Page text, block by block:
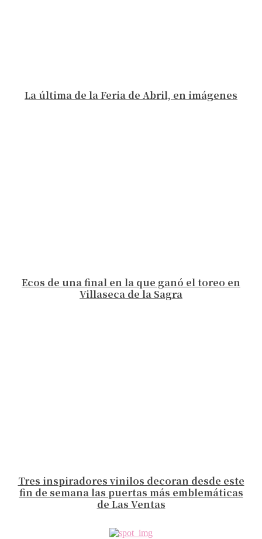
La última de la Feria de Abril, en imágenes
Ecos de una final en la que ganó el toreo en
Villaseca de la Sagra
Tres inspiradores vinilos decoran desde este
fin de semana las puertas más emblemáticas
de Las Ventas